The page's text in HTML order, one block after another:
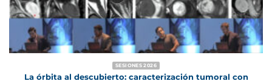
SESIONES 2026
La órbita al descubierto: caracterización tumoral con